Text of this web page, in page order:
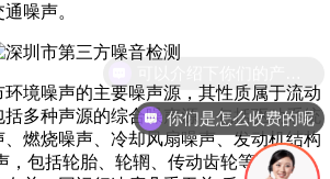
噪声。
噪声的主要噪声源，其性质属于流动
多种声源的综合噪声源，包括驱动系统
燃烧噪声、冷却风扇噪声、发动机结构
，包括轮胎、轮辋、传动齿轮等噪声。
你们是怎么收费的呢